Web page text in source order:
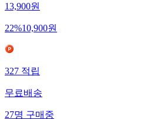
13,900원
22%10,900원
327적립
무료배송